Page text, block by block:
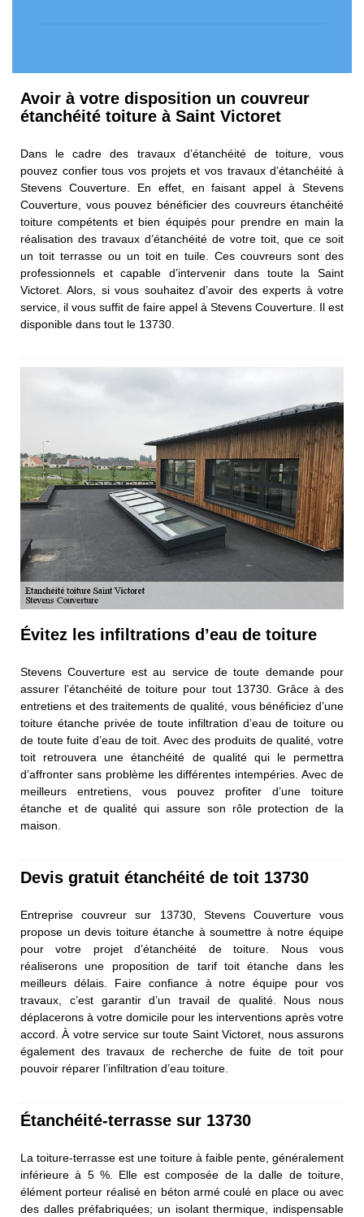
Avoir à votre disposition un couvreur
étanchéité toiture à Saint Victoret
Dans le cadre des travaux d’étanchéité de toiture, vous
pouvez confier tous vos projets et vos travaux d’étanchéité à
Stevens Couverture. En effet, en faisant appel à Stevens
Couverture, vous pouvez bénéficier des couvreurs étanchéité
toiture compétents et bien équipés pour prendre en main la
réalisation des travaux d’étanchéité de votre toit, que ce soit
un toit terrasse ou un toit en tuile. Ces couvreurs sont des
professionnels et capable d’intervenir dans toute la Saint
Victoret. Alors, si vous souhaitez d’avoir des experts à votre
service, il vous suffit de faire appel à Stevens Couverture. Il est
disponible dans tout le 13730.
Évitez les infiltrations d’eau de toiture
Stevens Couverture est au service de toute demande pour
assurer l’étanchéité de toiture pour tout 13730. Grâce à des
entretiens et des traitements de qualité, vous bénéficiez d’une
toiture étanche privée de toute infiltration d’eau de toiture ou
de toute fuite d’eau de toit. Avec des produits de qualité, votre
toit retrouvera une étanchéité de qualité qui le permettra
d’affronter sans problème les différentes intempéries. Avec de
meilleurs entretiens, vous pouvez profiter d’une toiture
étanche et de qualité qui assure son rôle protection de la
maison.
Devis gratuit étanchéité de toit 13730
Entreprise couvreur sur 13730, Stevens Couverture vous
propose un devis toiture étanche à soumettre à notre équipe
pour votre projet d’étanchéité de toiture. Nous vous
réaliserons une proposition de tarif toit étanche dans les
meilleurs délais. Faire confiance à notre équipe pour vos
travaux, c’est garantir d’un travail de qualité. Nous nous
déplacerons à votre domicile pour les interventions après votre
accord. À votre service sur toute Saint Victoret, nous assurons
également des travaux de recherche de fuite de toit pour
pouvoir réparer l’infiltration d’eau toiture.
Étanchéité-terrasse sur 13730
La toiture-terrasse est une toiture à faible pente, généralement
inférieure à 5 %. Elle est composée de la dalle de toiture,
élément porteur réalisé en béton armé coulé en place ou avec
des dalles préfabriquées; un isolant thermique, indispensable